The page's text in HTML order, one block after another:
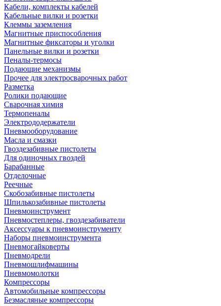
Кабели, комплекты кабелей
Кабельные вилки и розетки
Клеммы заземления
Магнитные приспособления
Магнитные фиксаторы и уголки
Панельные вилки и розетки
Пеналы-термосы
Подающие механизмы
Прочее для электросварочных работ
Разметка
Ролики подающие
Сварочная химия
Термопеналы
Электрододержатели
Пневмооборудование
Масла и смазки
Гвоздезабивные пистолеты
Для одиночных гвоздей
Барабанные
Отделочные
Реечные
Скобозабивные пистолеты
Шпилькозабивные пистолеты
Пневмоинструмент
Пневмостеплеры, гвоздезабиватели
Аксессуары к пневмоинструменту
Наборы пневмоинструмента
Пневмогайковерты
Пневмодрели
Пневмошлифмашины
Пневмомолотки
Компрессоры
Автомобильные компрессоры
Безмасляные компрессоры